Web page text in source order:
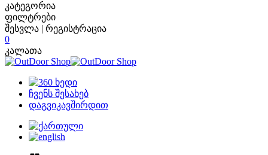
კატეგორია
ფილტრები
შესვლა | რეგისტრაცია
0
კალათა
ჩვენს შესახებ
დაგვიკავშირდით